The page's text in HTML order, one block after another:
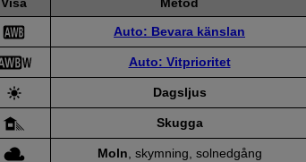
Auto: Bevara känslan
Auto: Vitprioritet
Dagsljus
Skugga
Moln , skymning, solnedgång